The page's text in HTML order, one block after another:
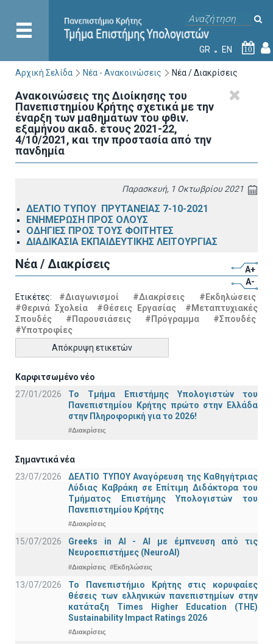
GR EN 10
Αρχική Σελίδα Νέα - Ανακοινώσεις Νέα / Διακρίσεις
Ανακοινώσεις της Διοίκησης του
Πανεπιστημίου Κρήτης σχετικά με την
έναρξη των μαθημάτων του φθιν.
εξαμήνου ακαδ. έτους 2021-22,
4/10/2021, και την προστασία από την
πανδημία
Παρασκευή, 1 Οκτωβρίου 2021
ΔΕΛΤΙΟ ΤΥΠΟΥ ΠΡΥΤΑΝΕΙΑΣ 7-10-2021
ΕΝΗΜΕΡΩΣΗ ΠΡΟΣ ΟΛΟΥΣ
ΟΔΗΓΙΕΣ ΠΡΟΣ ΤΟΥΣ ΦΟΙΤΗΤΕΣ
ΔΙΑΔΙΚΑΣΙΑ ΕΚΠΑΙΔΕΥΤΙΚΗΣ ΛΕΙΤΟΥΡΓΙΑΣ
Νέα / Διακρίσεις
A+
A-
Ετικέτες: #Διαγωνισμοί #Διακρίσεις
#Εκδηλώσεις
#Θερινά Σχολεία
#Θέσεις Εργασίας
#Μεταπτυχιακές
Σπουδές
#Παρουσιάσεις #Πρόγραμμα
#Σπουδές
#Υποτροφίες
Απόκρυψη ετικετών
Καρφιτσωμένο νέο
27/01/2026
Το Τμήμα Επιστήμης Υπολογιστών του
Πανεπιστημίου Κρήτης πρώτο στην Ελλάδα
στην Πληροφορική για το 2026!
#Διακρίσεις
Σημαντικά νέα
23/07/2026
ΔΕΛΤΙΟ ΤΥΠΟΥ Αναγόρευση της Καθηγήτριας
Λύδιας Καβράκη σε Επίτιμη Διδάκτορα του
Τμήματος Επιστήμης Υπολογιστών του
Πανεπιστημίου Κρήτης
#Διακρίσεις
15/07/2026
Greeks in AI - ΑΙ με έμπνευση από τις
Νευροεπιστήμες (NeuroAI)
#Διακρίσεις #Εκδηλώσεις
13/07/2026
Το Πανεπιστήμιο Κρήτης στις κορυφαίες
θέσεις των ελληνικών πανεπιστημίων στην
κατάταξη Times Higher Education (ΤΗΕ)
Sustainability Impact Ratings 2026
#Διακρίσεις